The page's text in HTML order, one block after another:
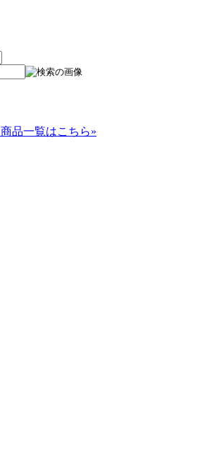
商品一覧はこちら»